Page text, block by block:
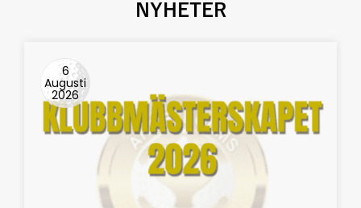
NYHETER
6
Augusti
2026